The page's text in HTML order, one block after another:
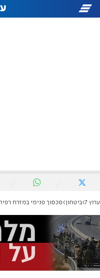
ערוץ 7 ביטחון סכסוך פנימי במזרח רפיח: אבו-